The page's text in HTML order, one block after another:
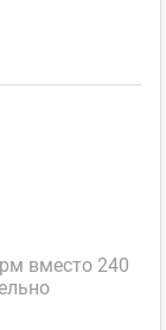
вместо 240